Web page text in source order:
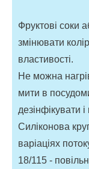
Фруктові соки
змінювати
властивості.
Не можна
мити в
дезінфікувати
Силіконова
варіаціях
18/115 -